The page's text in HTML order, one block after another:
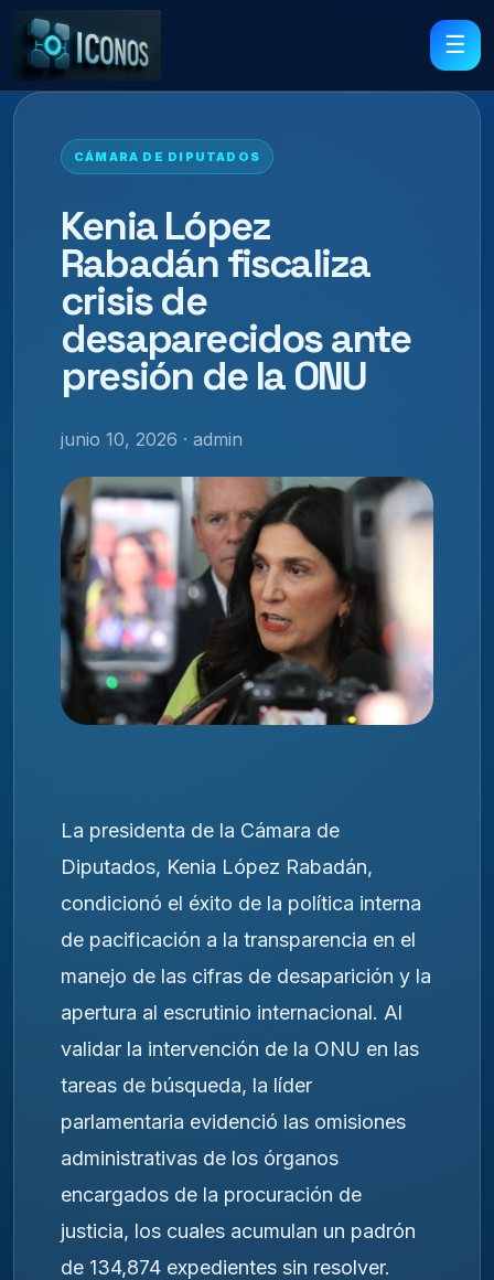
☰
CÁMARA DE DIPUTADOS
Kenia López
Rabadán fiscaliza
crisis de
desaparecidos ante
presión de la ONU
junio 10, 2026 · admin
La presidenta de la Cámara de
Diputados, Kenia López Rabadán,
condicionó el éxito de la política interna
de pacificación a la transparencia en el
manejo de las cifras de desaparición y la
apertura al escrutinio internacional. Al
validar la intervención de la ONU en las
tareas de búsqueda, la líder
parlamentaria evidenció las omisiones
administrativas de los órganos
encargados de la procuración de
justicia, los cuales acumulan un padrón
de 134,874 expedientes sin resolver.